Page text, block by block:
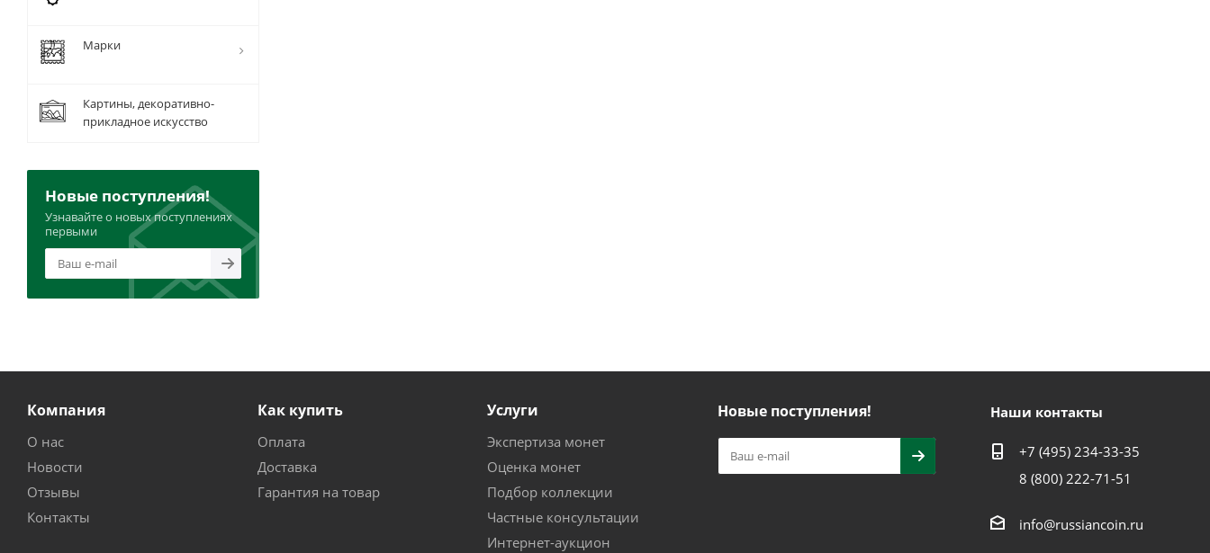
Марки
Картины, декоративно-
прикладное искусство
Новые поступления!
Узнавайте о новых поступлениях
первыми
Компания
О нас
Новости
Отзывы
Контакты
Как купить
Оплата
Доставка
Гарантия на товар
Услуги
Экспертиза монет
Оценка монет
Подбор коллекции
Частные консультации
Интернет-аукцион
Новые поступления! Наши контакты
+7 (495) 234-33-35
8 (800) 222-71-51
info@russiancoin.ru